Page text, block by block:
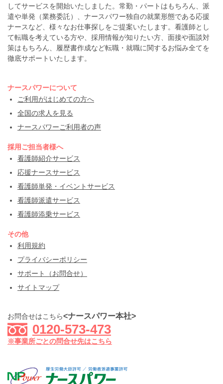
してサービスを開始いたしました。常勤・パートはもちろん、派
遣や単発（業務委託）、ナースパワー独自の就業形態である応援
ナースなど、様々なお仕事探しをご提案いたします。看護師とし
て転職を考えている方や、採用情報が知りたい方、面接や面談対
策はもちろん、履歴書作成など転職・就職に関するお悩み全てを
徹底サポートいたします。
ナースパワーについて
ご利用がはじめての方へ
全国の求人を見る
ナースパワーご利用者の声
採用ご担当者様へ
看護師紹介サービス
応援ナースサービス
看護師単発・イベントサービス
看護師派遣サービス
看護師添乗サービス
その他
利用規約
プライバシーポリシー
サポート（お問合せ）
サイトマップ
お問合せはこちら<ナースパワー本社>
0120-573-473
※事業所ごとの問合せ先はこちら